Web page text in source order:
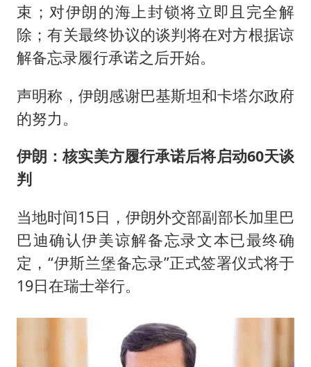
束；对伊朗的海上封锁将立即且完全解
除；有关最终协议的谈判将在对方根据谅
解备忘录履行承诺之后开始。
声明称，伊朗感谢巴基斯坦和卡塔尔政府
的努力。
伊朗：核实美方履行承诺后将启动60天谈
判
当地时间15日，伊朗外交部副部长加里巴
巴迪确认伊美谅解备忘录文本已最终确
定，“伊斯兰堡备忘录”正式签署仪式将于
19日在瑞士举行。